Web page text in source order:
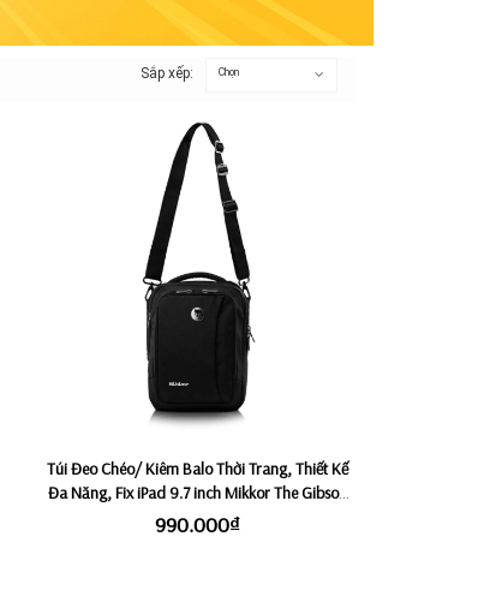
Sắp xếp: Chọn
Túi Đeo Chéo/ Kiêm Balo Thời Trang, Thiết Kế
Đa Năng, Fix iPad 9.7 inch Mikkor The Gibson
Sling - Black
990.000₫